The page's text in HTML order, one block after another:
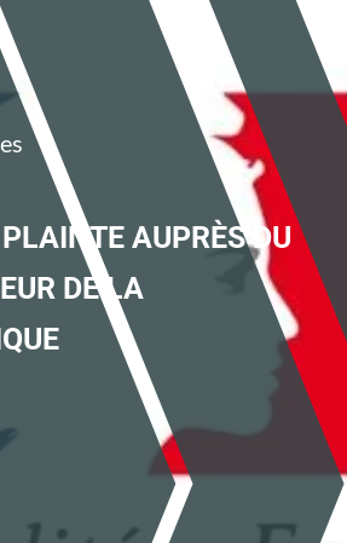
AUPRÈS DU
DE LA